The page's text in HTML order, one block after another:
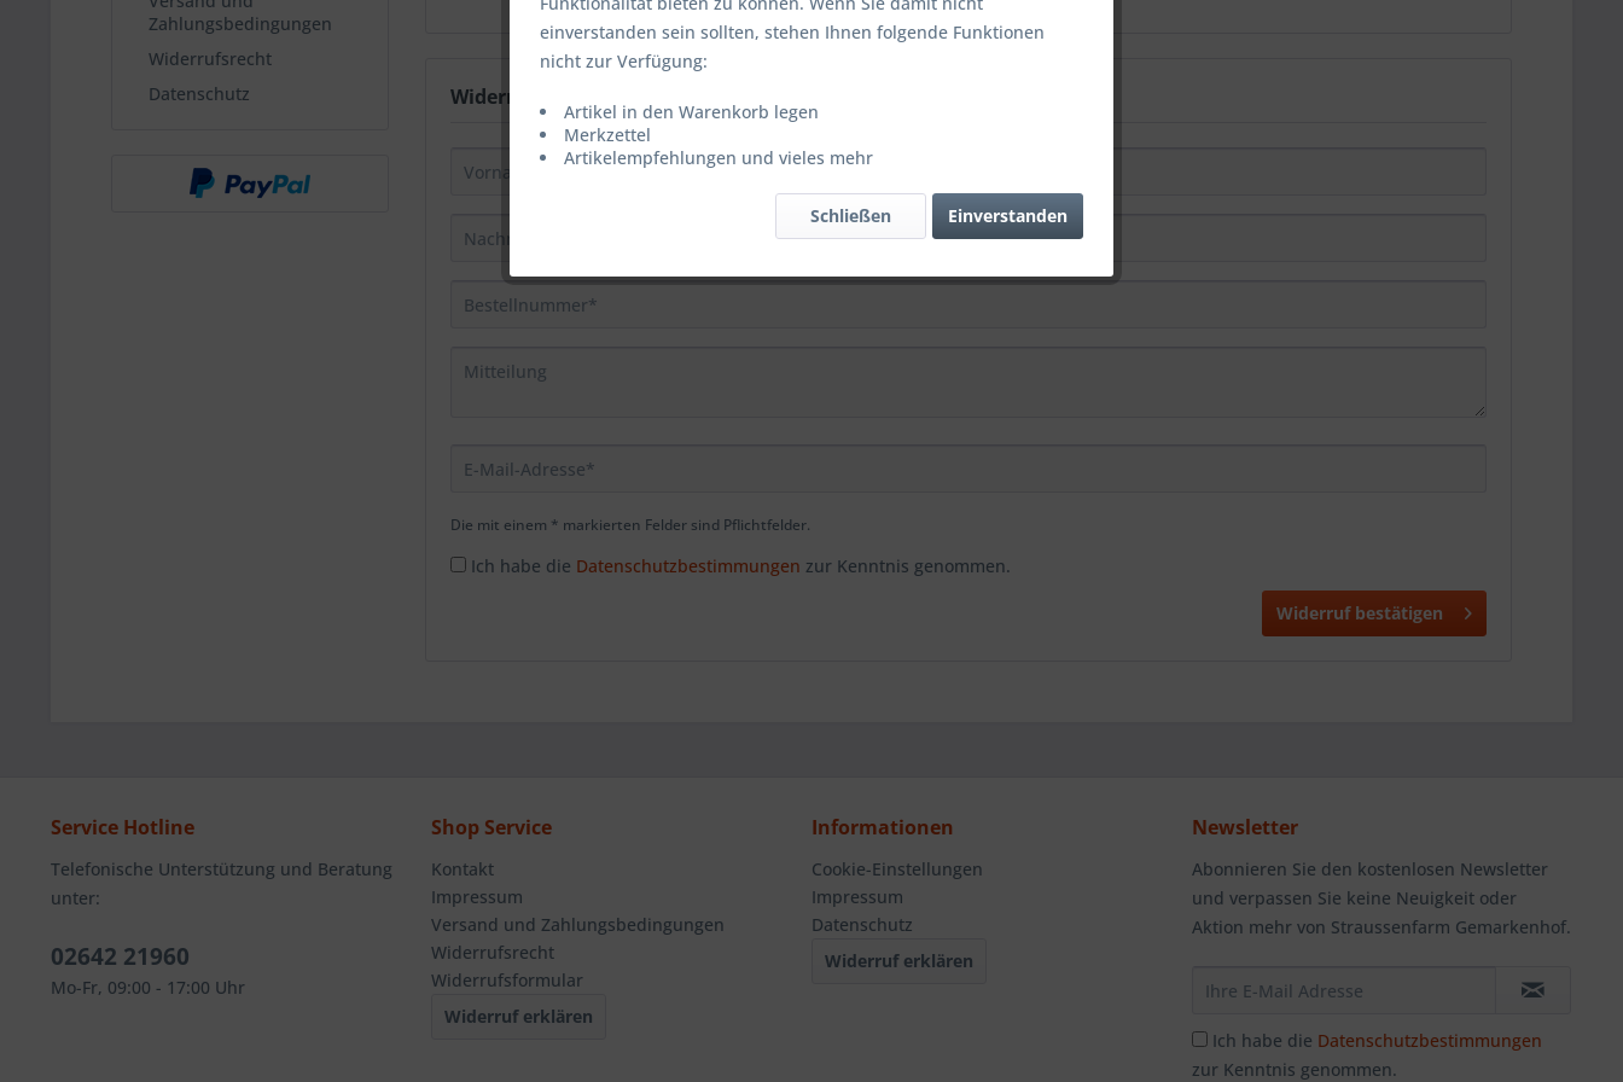
Zahlungsbedingungen
Widerrufsrecht
Datenschutz
Widerrufsformular
Die mit einem * markierten Felder sind Pflichtfelder.
Ich habe die Datenschutzbestimmungen zur Kenntnis genommen.
Widerruf bestätigen
Service Hotline
Telefonische Unterstützung und Beratung
unter:
02642 21960
Mo-Fr, 09:00 - 17:00 Uhr
Shop Service
Kontakt
Impressum
Versand und Zahlungsbedingungen
Widerrufsrecht
Widerrufsformular
Widerruf erklären
Informationen
Cookie-Einstellungen
Impressum
Datenschutz
Widerruf erklären
Newsletter
Abonnieren Sie den kostenlosen Newsletter
und verpassen Sie keine Neuigkeit oder
Aktion mehr von Straussenfarm Gemarkenhof.
Ich habe die Datenschutzbestimmungen
zur Kenntnis genommen.
einverstanden sein sollten, stehen Ihnen folgende Funktionen
nicht zur Verfügung:
Artikel in den Warenkorb legen
Merkzettel
Artikelempfehlungen und vieles mehr
Einverstanden
Schließen